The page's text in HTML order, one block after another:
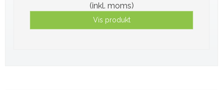
(inkl. moms)
Vis produkt